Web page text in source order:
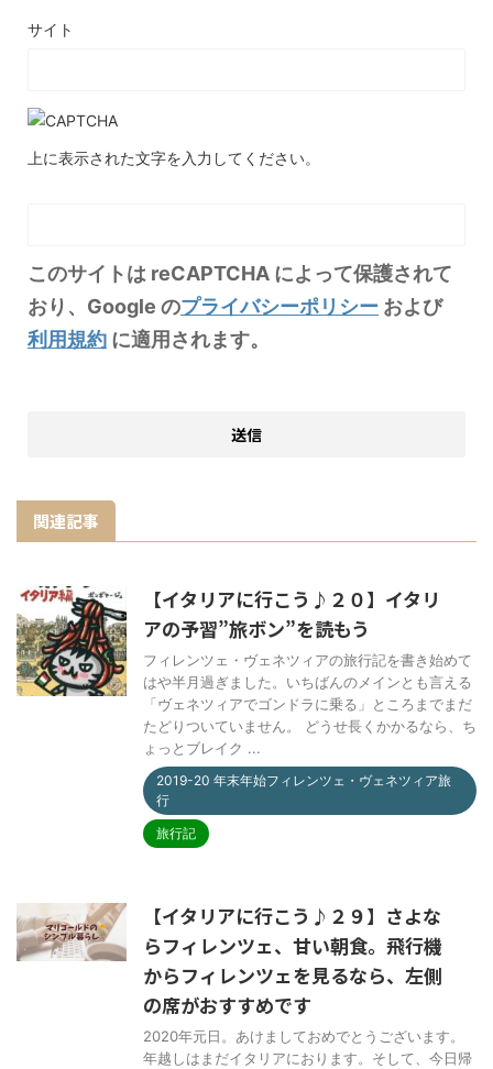
サイト
上に表示された文字を入力してください。
このサイトは reCAPTCHA によって保護されて
おり、Google のプライバシーポリシー および
利用規約 に適用されます。
関連記事
【イタリアに行こう♪２０】イタリ
アの予習”旅ボン”を読もう
フィレンツェ・ヴェネツィアの旅行記を書き始めて
はや半月過ぎました。いちばんのメインとも言える
「ヴェネツィアでゴンドラに乗る」ところまでまだ
たどりついていません。 どうせ長くかかるなら、ち
ょっとブレイク ...
2019-20 年末年始フィレンツェ・ヴェネツィア旅
行
旅行記
【イタリアに行こう♪２９】さよな
らフィレンツェ、甘い朝食。飛行機
からフィレンツェを見るなら、左側
の席がおすすめです
2020年元日。あけましておめでとうございます。
年越しはまだイタリアにおります。そして、今日帰